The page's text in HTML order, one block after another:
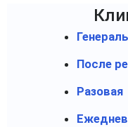
После
Разовая